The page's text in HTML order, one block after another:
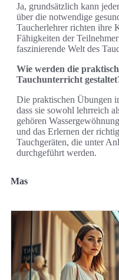
Ja, grundsätzlich kann
über die notwendige
Taucherlehrer richten ihre
Fähigkeiten der
faszinierende Welt des
Wie werden die
Tauchunterricht
Die praktischen Übungen
dass sie sowohl lehrreich
gehören
und das Erlernen der
Tauchgeräten, die unter
durchgeführt werden.
Mas